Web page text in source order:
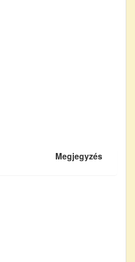
Megjegyzés